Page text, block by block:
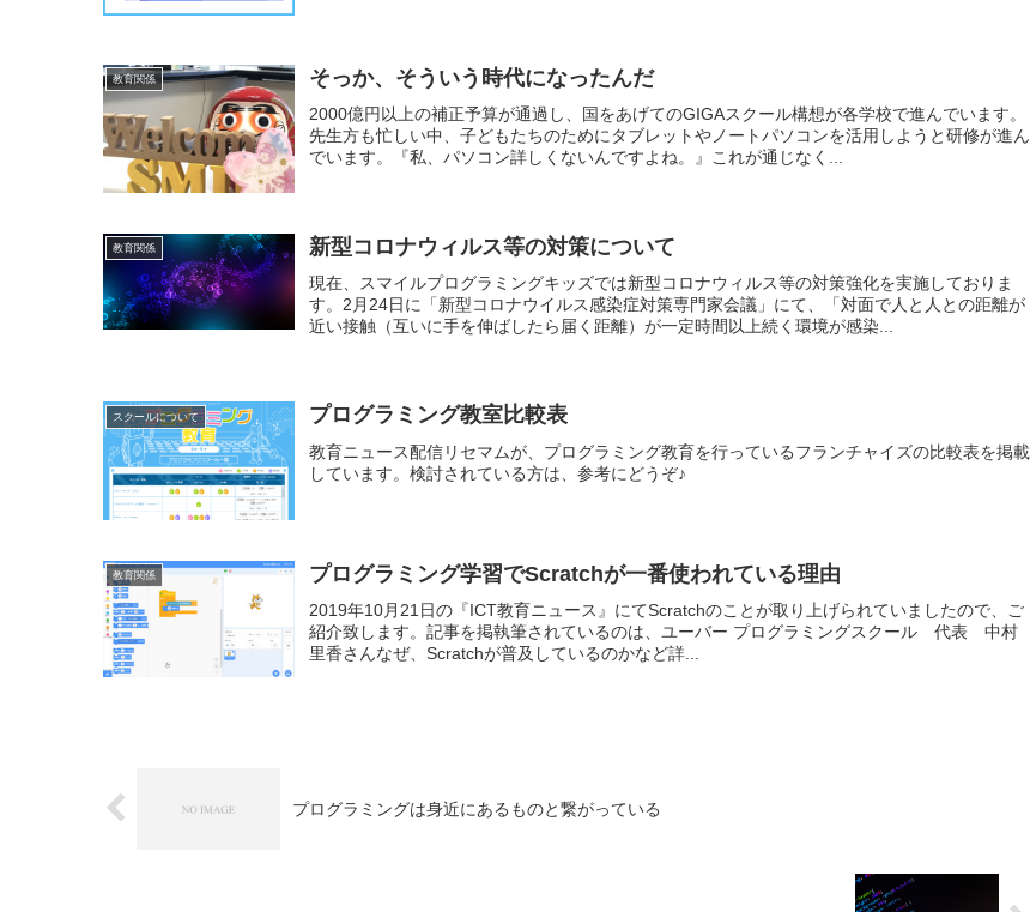
教育関係 そっか、そういう時代になったんだ
2000億円以上の補正予算が通過し、国をあげてのGIGAスクール構想が各学校で進んでいます。
先生方も忙しい中、子どもたちのためにタブレットやノートパソコンを活用しようと研修が進ん
でいます。『私、パソコン詳しくないんですよね。』これが通じなく...
教育関係 新型コロナウィルス等の対策について
現在、スマイルプログラミングキッズでは新型コロナウィルス等の対策強化を実施しておりま
す。2月24日に「新型コロナウイルス感染症対策専門家会議」にて、「対面で人と人との距離が
近い接触（互いに手を伸ばしたら届く距離）が一定時間以上続く環境が感染...
スクールについて プログラミング教室比較表
教育ニュース配信リセマムが、プログラミング教育を行っているフランチャイズの比較表を掲載
しています。検討されている方は、参考にどうぞ♪
教育関係 プログラミング学習でScratchが一番使われている理由
2019年10月21日の『ICT教育ニュース』にてScratchのことが取り上げられていましたので、ご
紹介致します。記事を掲執筆されているのは、ユーバー プログラミングスクール 代表 中村
里香さんなぜ、Scratchが普及しているのかなど詳...
プログラミングは身近にあるものと繋がっている